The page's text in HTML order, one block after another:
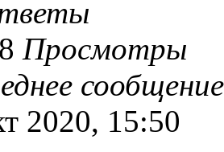
Просмотры
2020, 15:50